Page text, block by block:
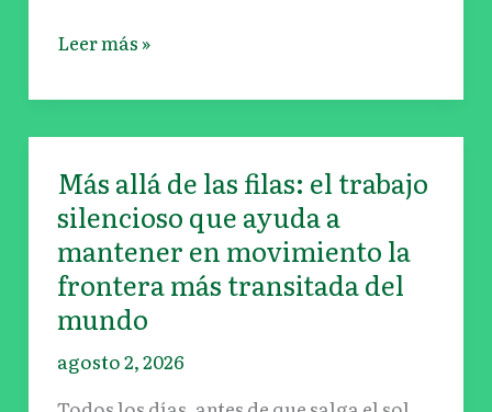
Leer más »
Más allá de las filas: el trabajo
silencioso que ayuda a
mantener en movimiento la
frontera más transitada del
mundo
agosto 2, 2026
Más
allá
las
filas:
el
trabajo